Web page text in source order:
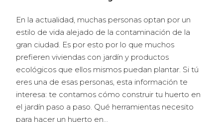
En la actualidad, muchas personas optan por un
estilo de vida alejado de la contaminación de la
gran ciudad. Es por esto por lo que muchos
prefieren viviendas con jardín y productos
ecológicos que ellos mismos puedan plantar. Si tú
eres una de esas personas, esta información te
interesa: te contamos cómo construir tu huerto en
el jardín paso a paso. Qué herramientas necesito
para hacer un huerto en...